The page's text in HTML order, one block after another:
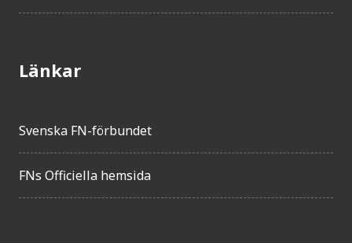
Länkar
Svenska FN-förbundet
FNs Officiella hemsida